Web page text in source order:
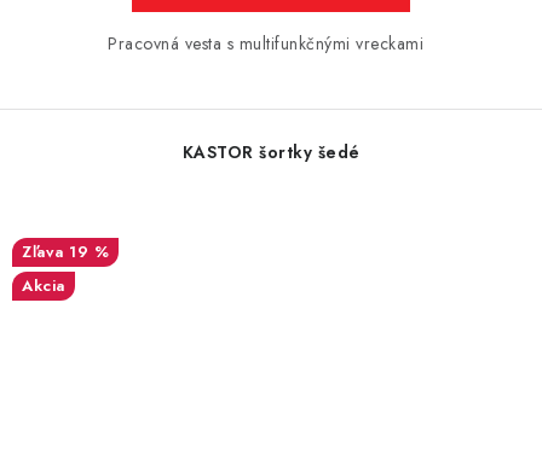
Pracovná vesta s multifunkčnými vreckami
KASTOR šortky šedé
19 %
Akcia